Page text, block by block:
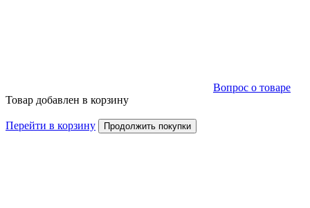
Вопрос о товаре
Товар добавлен в корзину
Перейти в корзину Продолжить покупки